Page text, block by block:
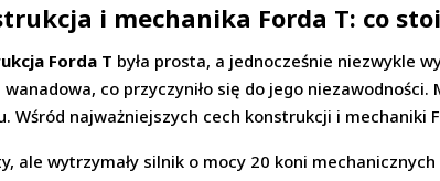
i mechanika Forda T: co
Forda T była prosta, a jednocześnie niezwykle
co przyczyniło się do jego
Wśród najważniejszych cech konstrukcji i mechaniki
ale wytrzymały silnik o mocy 20 koni mechanicznych